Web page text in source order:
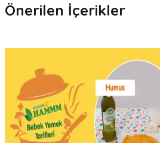
Önerilen İçerikler